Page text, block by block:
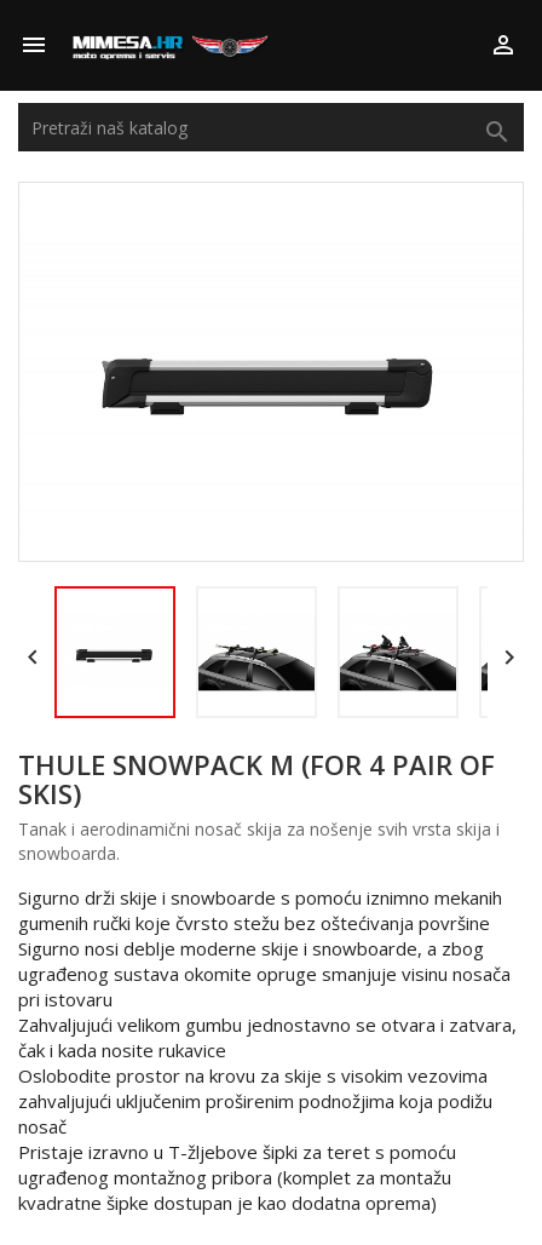
 

 
THULE SNOWPACK M (FOR 4 PAIR OF
SKIS)
Tanak i aerodinamični nosač skija za nošenje svih vrsta skija i
snowboarda.
Sigurno drži skije i snowboarde s pomoću iznimno mekanih
gumenih ručki koje čvrsto stežu bez oštećivanja površine
Sigurno nosi deblje moderne skije i snowboarde, a zbog
ugrađenog sustava okomite opruge smanjuje visinu nosača
pri istovaru
Zahvaljujući velikom gumbu jednostavno se otvara i zatvara,
čak i kada nosite rukavice
Oslobodite prostor na krovu za skije s visokim vezovima
zahvaljujući uključenim proširenim podnožjima koja podižu
nosač
Pristaje izravno u T-žljebove šipki za teret s pomoću
ugrađenog montažnog pribora (komplet za montažu
kvadratne šipke dostupan je kao dodatna oprema)